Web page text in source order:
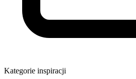
Kategorie inspiracji